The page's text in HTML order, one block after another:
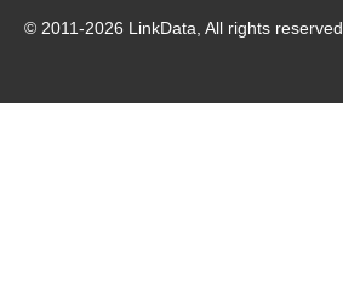
© 2011-2026 LinkData, All rights reserved.